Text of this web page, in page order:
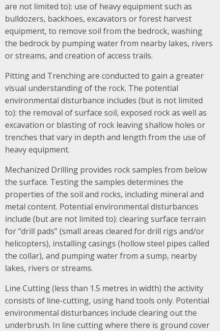
are not limited to): use of heavy equipment such as
bulldozers, backhoes, excavators or forest harvest
equipment, to remove soil from the bedrock, washing
the bedrock by pumping water from nearby lakes, rivers
or streams, and creation of access trails.
Pitting and Trenching are conducted to gain a greater
visual understanding of the rock. The potential
environmental disturbance includes (but is not limited
to): the removal of surface soil, exposed rock as well as
excavation or blasting of rock leaving shallow holes or
trenches that vary in depth and length from the use of
heavy equipment.
Mechanized Drilling provides rock samples from below
the surface. Testing the samples determines the
properties of the soil and rocks, including mineral and
metal content. Potential environmental disturbances
include (but are not limited to): clearing surface terrain
for “drill pads” (small areas cleared for drill rigs and/or
helicopters), installing casings (hollow steel pipes called
the collar), and pumping water from a sump, nearby
lakes, rivers or streams.
Line Cutting (less than 1.5 metres in width) the activity
consists of line-cutting, using hand tools only. Potential
environmental disturbances include clearing out the
underbrush. In line cutting where there is ground cover